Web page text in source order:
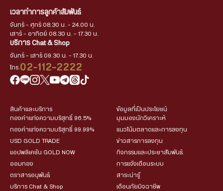
เวลาทำการลูกค้าสัมพันธ์
จันทร์ - ศุกร์ 08.30 น. - 24.00 น.
เสาร์ - อาทิตย์ 08.30 น. - 17.30 น.
บริการ Chat & Shop
จันทร์ - เสาร์ 09.30 น. - 17.30 น.
โทร. 02-112-2222
สินค้าและบริการ
ทองคำแท่งความบริสุทธิ์ 96.5%
ทองคำแท่งความบริสุทธิ์ 99.99%
USD GOLD TRADE
แอปพลิเคชัน GOLD NOW
ออมทอง
ตราสารอนุพันธ์
บริการ Chat & Shop
ข้อมูลที่เป็นประโยชน์
มุมมองนักวิเคราะห์
แนวโน้มตลาดและการลงทุน
ข่าวสารการลงทุน
กิจกรรมและประชาสัมพันธ์
การแจ้งเตือนระบบ
สาระน่ารู้
เตือนภัยมิจฉาชีพ